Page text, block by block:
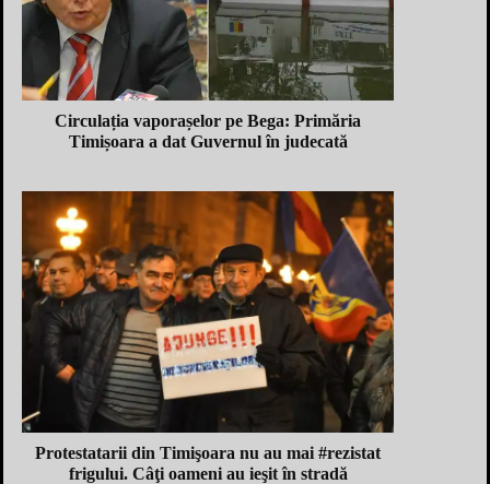
Circulația vaporașelor pe Bega: Primăria
Timișoara a dat Guvernul în judecată
Protestatarii din Timişoara nu au mai #rezistat
frigului. Câţi oameni au ieşit în stradă